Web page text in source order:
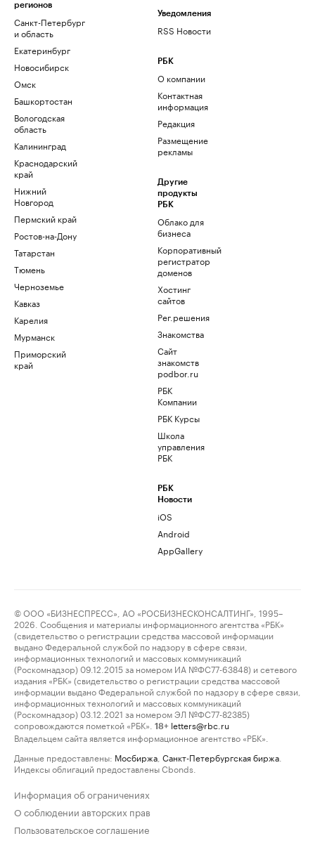
регионов
Санкт-Петербург
и область
Екатеринбург
Новосибирск
Омск
Башкортостан
Вологодская
область
Калининград
Краснодарский
край
Нижний
Новгород
Пермский край
Ростов-на-Дону
Татарстан
Тюмень
Черноземье
Кавказ
Карелия
Мурманск
Приморский
край
Уведомления
RSS Новости
РБК
О компании
Контактная
информация
Редакция
Размещение
рекламы
Другие
продукты
РБК
Облако для
бизнеса
Корпоративный
регистратор
доменов
Хостинг
сайтов
Рег.решения
Знакомства
Сайт
знакомств
podbor.ru
РБК
Компании
РБК Курсы
Школа
управления
РБК
РБК
Новости
iOS
Android
AppGallery
© ООО «БИЗНЕСПРЕСС», АО «РОСБИЗНЕСКОНСАЛТИНГ», 1995–
2026. Сообщения и материалы информационного агентства «РБК»
(свидетельство о регистрации средства массовой информации
выдано Федеральной службой по надзору в сфере связи,
информационных технологий и массовых коммуникаций
(Роскомнадзор) 09.12.2015 за номером ИА №ФС77-63848) и сетевого
издания «РБК» (свидетельство о регистрации средства массовой
информации выдано Федеральной службой по надзору в сфере связи,
информационных технологий и массовых коммуникаций
(Роскомнадзор) 03.12.2021 за номером ЭЛ №ФС77-82385)
сопровождаются пометкой «РБК».
18+ letters@rbc.ru
Владельцем сайта является информационное агентство «РБК».
Данные предоставлены: Мосбиржа Санкт-Петербургская биржа
Индексы облигаций предоставлены Cbonds.
Информация об ограничениях
О соблюдении авторских прав
Пользовательское соглашение